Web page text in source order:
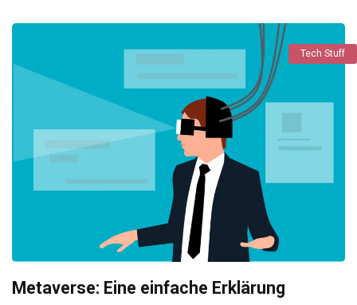
Tech Stuff
Metaverse: Eine einfache Erklärung